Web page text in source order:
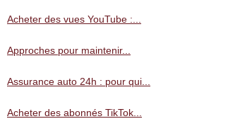
Acheter des vues YouTube :...
Approches pour maintenir...
Assurance auto 24h : pour qui...
Acheter des abonnés TikTok...